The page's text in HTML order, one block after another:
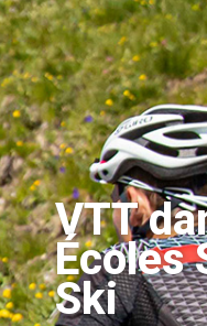
VTT
Écoles
Ski